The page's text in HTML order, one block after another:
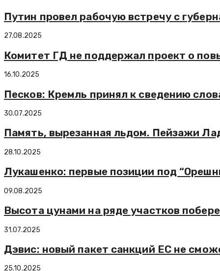
Путин провел рабочую встречу с
27.08.2025
Комитет ГД не поддержал проект о
16.10.2025
Песков: Кремль принял к сведению
30.07.2025
Память, вырезанная льдом. Пейзажи
28.10.2025
Лукашенко: первые позиции под
09.08.2025
Высота цунами на ряде участков
31.07.2025
Дэвис: новый пакет санкций ЕС не
25.10.2025